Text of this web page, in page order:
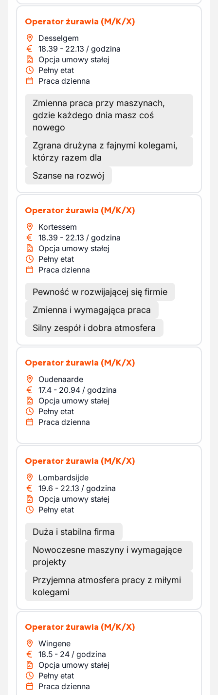
Operator żurawia (M/K/X)
Desselgem
18.39 - 22.13 / godzina
Opcja umowy stałej
Pełny etat
Praca dzienna
Zmienna praca przy maszynach,
gdzie każdego dnia masz coś
nowego
Zgrana drużyna z fajnymi kolegami,
którzy razem dla
Szanse na rozwój
Operator żurawia (M/K/X)
Kortessem
18.39 - 22.13 / godzina
Opcja umowy stałej
Pełny etat
Praca dzienna
Pewność w rozwijającej się firmie
Zmienna i wymagająca praca
Silny zespół i dobra atmosfera
Operator żurawia (M/K/X)
Oudenaarde
17.4 - 20.94 / godzina
Opcja umowy stałej
Pełny etat
Praca dzienna
Operator żurawia (M/K/X)
Lombardsijde
19.6 - 22.13 / godzina
Opcja umowy stałej
Pełny etat
Duża i stabilna firma
Nowoczesne maszyny i wymagające
projekty
Przyjemna atmosfera pracy z miłymi
kolegami
Operator żurawia (M/K/X)
Wingene
18.5 - 24 / godzina
Opcja umowy stałej
Pełny etat
Praca dzienna